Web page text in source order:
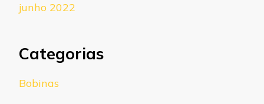
junho 2022
Categorias
Bobinas